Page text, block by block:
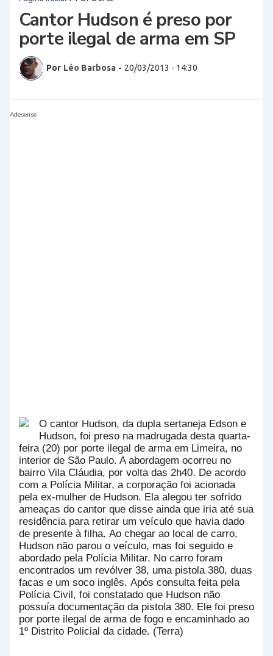
Cantor Hudson é preso por
porte ilegal de arma em SP
Por Léo Barbosa - 20/03/2013 - 14:30
Adesense
O cantor Hudson, da dupla sertaneja Edson e
Hudson, foi preso na madrugada desta quarta-
feira (20) por porte ilegal de arma em Limeira, no
interior de São Paulo. A abordagem ocorreu no
bairro Vila Cláudia, por volta das 2h40. De acordo
com a Polícia Militar, a corporação foi acionada
pela ex-mulher de Hudson. Ela alegou ter sofrido
ameaças do cantor que disse ainda que iria até sua
residência para retirar um veículo que havia dado
de presente à filha. Ao chegar ao local de carro,
Hudson não parou o veículo, mas foi seguido e
abordado pela Polícia Militar. No carro foram
encontrados um revólver 38, uma pistola 380, duas
facas e um soco inglês. Após consulta feita pela
Polícia Civil, foi constatado que Hudson não
possuía documentação da pistola 380. Ele foi preso
por porte ilegal de arma de fogo e encaminhado ao
1º Distrito Policial da cidade. (Terra)